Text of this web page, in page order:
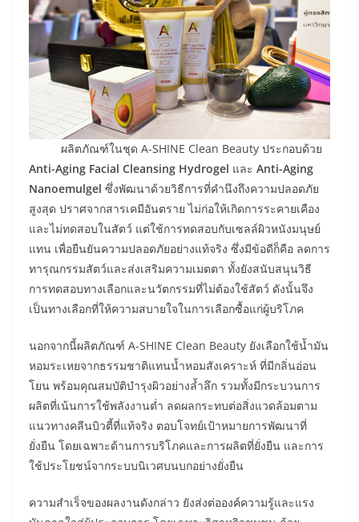
ผลิตภัณฑ์ในชุด A-SHINE Clean Beauty ประกอบด้วย
Anti-Aging Facial Cleansing Hydrogel และ Anti-Aging
Nanoemulgel ซึ่งพัฒนาด้วยวิธีการที่คำนึงถึงความปลอดภัย
สูงสุด ปราศจากสารเคมีอันตราย ไม่ก่อให้เกิดการระคายเคือง
และไม่ทดสอบในสัตว์ แต่ใช้การทดสอบกับเซลล์ผิวหนังมนุษย์
แทน เพื่อยืนยันความปลอดภัยอย่างแท้จริง ซึ่งมีข้อดีก็คือ ลดการ
ทารุณกรรมสัตว์และส่งเสริมความเมตตา ทั้งยังสนับสนุนวิธี
การทดสอบทางเลือกและนวัตกรรมที่ไม่ต้องใช้สัตว์ ดังนั้นจึง
เป็นทางเลือกที่ให้ความสบายใจในการเลือกซื้อแก่ผู้บริโภค
นอกจากนี้ผลิตภัณฑ์ A-SHINE Clean Beauty ยังเลือกใช้น้ำมัน
หอมระเหยจากธรรมชาติแทนน้ำหอมสังเคราะห์ ที่มีกลิ่นอ่อน
โยน พร้อมคุณสมบัติบำรุงผิวอย่างล้ำลึก รวมทั้งมีกระบวนการ
ผลิตที่เน้นการใช้พลังงานต่ำ ลดผลกระทบต่อสิ่งแวดล้อมตาม
แนวทางคลีนบิวตี้ที่แท้จริง ตอบโจทย์เป้าหมายการพัฒนาที่
ยั่งยืน โดยเฉพาะด้านการบริโภคและการผลิตที่ยั่งยืน และการ
ใช้ประโยชน์จากระบบนิเวศบนบกอย่างยั่งยืน
ความสำเร็จของผลงานดังกล่าว ยังส่งต่อองค์ความรู้และแรง